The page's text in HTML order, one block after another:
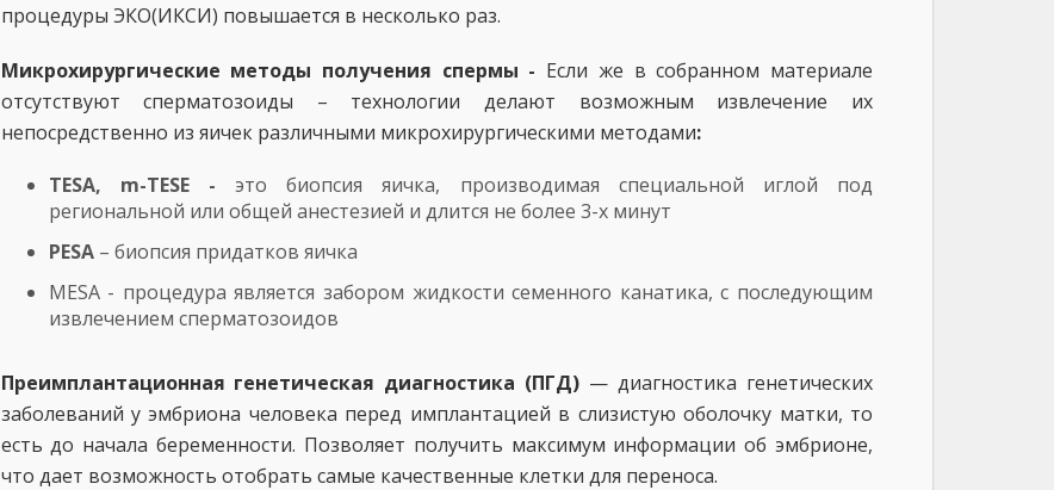
процедуры ЭКО(ИКСИ) повышается в несколько раз.
Микрохирургические методы получения спермы - Если же в собранном материале
отсутствуют сперматозоиды – технологии делают возможным извлечение их
непосредственно из яичек различными микрохирургическими методами:
TESA, m-TESE - это биопсия яичка, производимая специальной иглой под
региональной или общей анестезией и длится не более 3-х минут
PESA– биопсия придатков яичка
MESA - процедура является забором жидкости семенного канатика, с последующим
извлечением сперматозоидов
Преимплантационная генетическая диагностика (ПГД) — диагностика генетических
заболеваний у эмбриона человека перед имплантацией в слизистую оболочку матки, то
есть до начала беременности. Позволяет получить максимум информации об эмбрионе,
что дает возможность отобрать самые качественные клетки для переноса.